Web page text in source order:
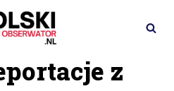
z